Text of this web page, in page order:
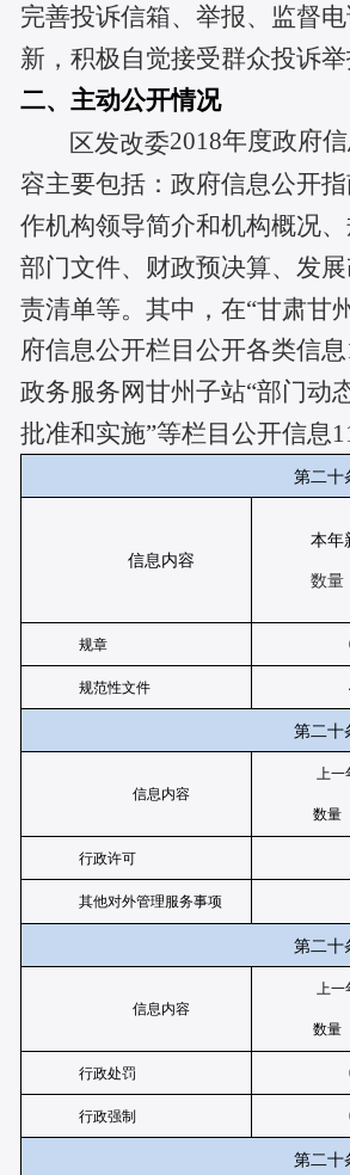
完善投诉信箱、举报、监督
新 ，积极自觉接受群众投诉举
二、主动公开情况
区发改委2018年度政府
容主要包括：政府信息公开
作机构领导简介和机构概况
部门文件、财政预决算、发
责清单等。其中，在“甘肃甘
府信息公开栏目公开各类信
政务服务网甘州子站“部门动
批准和实施”等栏目公开信息
第二十
信息内容
本年
数量
规章
规范性文件
第二十
信息内容
上
数量
行政许可
其他对外管理服务事项
第二十
信息内容
上
数量
行政处罚
行政强制
第二十